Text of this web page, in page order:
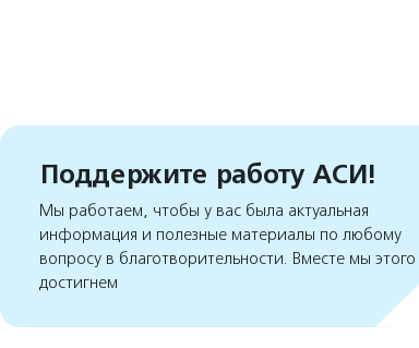
Поддержите работу АСИ!
Мы работаем, чтобы у вас была актуальная
информация и полезные материалы по любому
вопросу в благотворительности. Вместе мы этого
достигнем